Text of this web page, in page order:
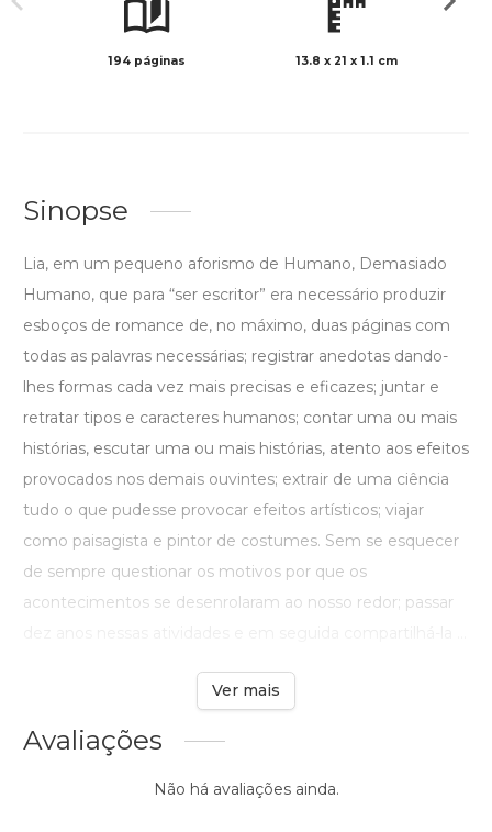
194 páginas 13.8 x 21 x 1.1 cm
Sinopse
Lia, em um pequeno aforismo de Humano, Demasiado
Humano, que para “ser escritor” era necessário produzir
esboços de romance de, no máximo, duas páginas com
todas as palavras necessárias; registrar anedotas dando-
lhes formas cada vez mais precisas e eficazes; juntar e
retratar tipos e caracteres humanos; contar uma ou mais
histórias, escutar uma ou mais histórias, atento aos efeitos
provocados nos demais ouvintes; extrair de uma ciência
tudo o que pudesse provocar efeitos artísticos; viajar
como paisagista e pintor de costumes. Sem se esquecer
de sempre questionar os motivos por que os
acontecimentos se desenrolaram ao nosso redor; passar
Ver mais
Avaliações
Não há avaliações ainda.